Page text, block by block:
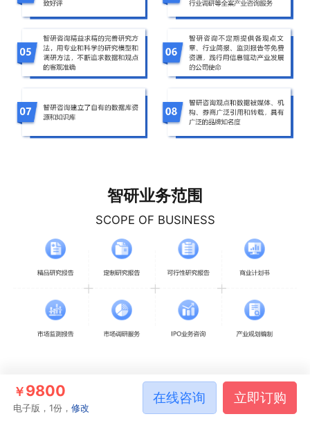
智研业务范围
SCOPE OF BUSINESS
相关推荐
￥9800
电子版，1份，修改
在线咨询 立即订购